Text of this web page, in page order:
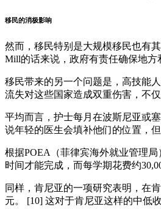
移民的消极影响
然而，移民特别是大规模移民也有
Mill的话来说，政府有责任确保地
移民带来的另一个问题是，高技能
流失对这些国家造成双重伤害，不
平均而言，护士每月在波斯尼亚或
说年轻的医生会填补他们的位置，
根据POEA（菲律宾海外就业管理
时间才能完成，而每学期花费约
同样，肯尼亚的一项研究表明，在
元。 [10] 这对于肯尼亚这样的中低